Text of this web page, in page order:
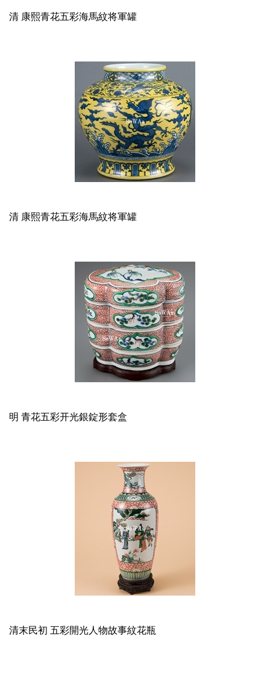
清 康熙青花五彩海馬紋将軍罐
清 康熙青花五彩海馬紋将軍罐
明 青花五彩开光銀錠形套盒
清末民初 五彩開光人物故事紋花瓶